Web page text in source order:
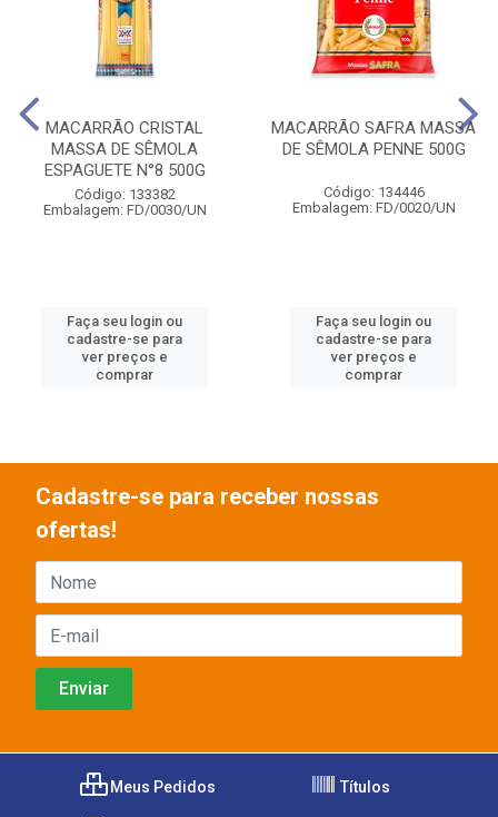
MACARRÃO CRISTAL
MASSA DE SÊMOLA
ESPAGUETE N°8 500G
Código: 133382
Embalagem: FD/0030/UN
Faça seu login ou
cadastre-se para
ver preços e
comprar
MACARRÃO SAFRA MASSA
DE SÊMOLA PENNE 500G
Código: 134446
Embalagem: FD/0020/UN
Faça seu login ou
cadastre-se para
ver preços e
comprar
Cadastre-se para receber nossas
ofertas!
Meus Pedidos Títulos